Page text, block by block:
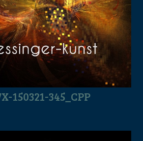
150321-345_CPP